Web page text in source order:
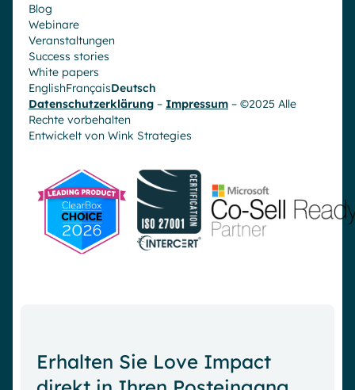
Blog
Webinare
Veranstaltungen
Success stories
White papers
EnglishFrançaisDeutsch
Datenschutzerklärung – Impressum – ©2025 Alle
Rechte vorbehalten
Entwickelt von Wink Strategies
Erhalten Sie Love Impact